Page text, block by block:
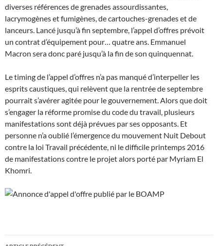
diverses références de grenades assourdissantes,
lacrymogènes et fumigènes, de cartouches-grenades et de
lanceurs. Lancé jusqu’à fin septembre, l’appel d’offres prévoit
un contrat d’équipement pour… quatre ans. Emmanuel
Macron sera donc paré jusqu’à la fin de son quinquennat.
Le timing de l’appel d’offres n’a pas manqué d’interpeller les
esprits caustiques, qui relèvent que la rentrée de septembre
pourrait s’avérer agitée pour le gouvernement. Alors que doit
s’engager la réforme promise du code du travail, plusieurs
manifestations sont déjà prévues par ses opposants. Et
personne n’a oublié l’émergence du mouvement Nuit Debout
contre la loi Travail précédente, ni le difficile printemps 2016
de manifestations contre le projet alors porté par Myriam El
Khomri.
Navigation